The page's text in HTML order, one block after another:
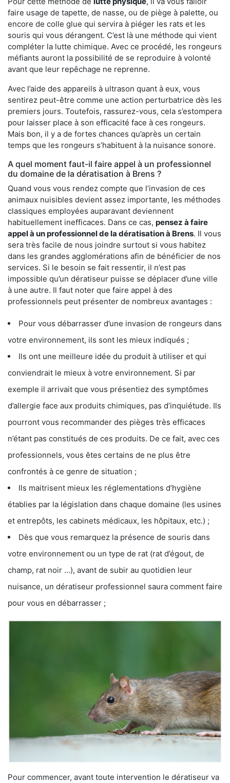
faire usage de tapette, de nasse, ou de piège à palette, ou
encore de colle glue qui servira à piéger les rats et les
souris qui vous dérangent. C’est là une méthode qui vient
compléter la lutte chimique. Avec ce procédé, les rongeurs
méfiants auront la possibilité de se reproduire à volonté
avant que leur repêchage ne reprenne.
Avec l’aide des appareils à ultrason quant à eux, vous
sentirez peut-être comme une action perturbatrice dès les
premiers jours. Toutefois, rassurez-vous, cela s’estompera
pour laisser place à son efficacité face à ces rongeurs.
Mais bon, il y a de fortes chances qu’après un certain
temps que les rongeurs s’habituent à la nuisance sonore.
A quel moment faut-il faire appel à un professionnel
du domaine de la dératisation à Brens ?
Quand vous vous rendez compte que l’invasion de ces
animaux nuisibles devient assez importante, les méthodes
classiques employées auparavant deviennent
habituellement inefficaces. Dans ce cas, pensez à faire
appel à un professionnel de la dératisation à Brens. Il vous
sera très facile de nous joindre surtout si vous habitez
dans les grandes agglomérations afin de bénéficier de nos
services. Si le besoin se fait ressentir, il n’est pas
impossible qu’un dératiseur puisse se déplacer d’une ville
à une autre. Il faut noter que faire appel à des
professionnels peut présenter de nombreux avantages :
Pour vous débarrasser d’une invasion de rongeurs dans
votre environnement, ils sont les mieux indiqués ;
Ils ont une meilleure idée du produit à utiliser et qui
conviendrait le mieux à votre environnement. Si par
exemple il arrivait que vous présentiez des symptômes
d’allergie face aux produits chimiques, pas d’inquiétude. Ils
pourront vous recommander des pièges très efficaces
n’étant pas constitués de ces produits. De ce fait, avec ces
professionnels, vous êtes certains de ne plus être
confrontés à ce genre de situation ;
Ils maitrisent mieux les réglementations d’hygiène
établies par la législation dans chaque domaine (les usines
et entrepôts, les cabinets médicaux, les hôpitaux, etc.) ;
Dès que vous remarquez la présence de souris dans
votre environnement ou un type de rat (rat d’égout, de
champ, rat noir …), avant de subir au quotidien leur
nuisance, un dératiseur professionnel saura comment faire
pour vous en débarrasser ;
Pour commencer, avant toute intervention le dératiseur va